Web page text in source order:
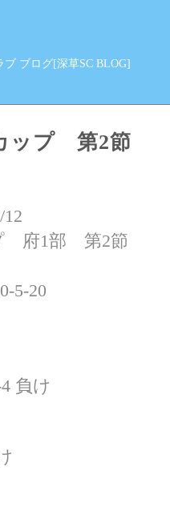
ブ ブログ[深草SC BLOG]
ップ 第2節
府1部 第2節
5-20
負け